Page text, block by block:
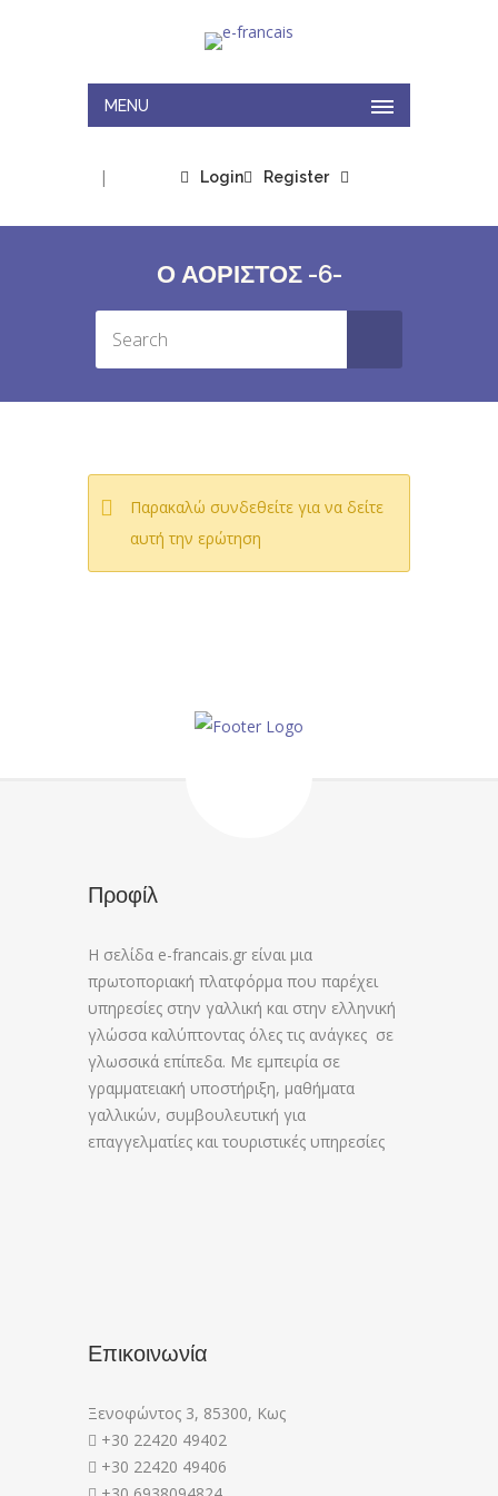
MENU
Login
| Register
Ο ΑΟΡΙΣΤΟΣ -6-
Παρακαλώ συνδεθείτε για να δείτε
αυτή την ερώτηση
Προφίλ
Η σελίδα e-francais.gr είναι μια
πρωτοποριακή πλατφόρμα που παρέχει
υπηρεσίες στην γαλλική και στην ελληνική
γλώσσα καλύπτοντας όλες τις ανάγκες σε
γλωσσικά επίπεδα. Με εμπειρία σε
γραμματειακή υποστήριξη, μαθήματα
γαλλικών, συμβουλευτική για
επαγγελματίες και τουριστικές υπηρεσίες
Επικοινωνία
Ξενοφώντος 3, 85300, Κως
+30 22420 49402
+30 22420 49406